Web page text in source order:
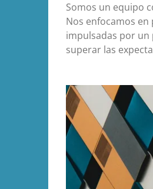
Somos un equipo
Nos enfocamos
impulsadas por
superar las